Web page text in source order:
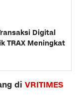
Digital
TRAX Meningkat
di VRITIMES